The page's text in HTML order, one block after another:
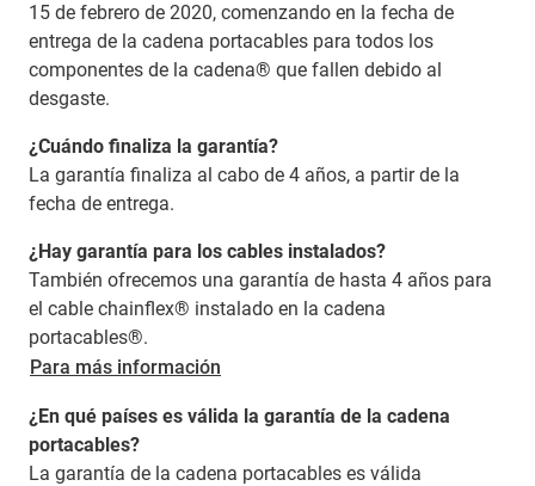
15 de febrero de 2020, comenzando en la fecha de
entrega de la cadena portacables para todos los
componentes de la cadena® que fallen debido al
desgaste.
¿Cuándo finaliza la garantía?
La garantía finaliza al cabo de 4 años, a partir de la
fecha de entrega.
¿Hay garantía para los cables instalados?
También ofrecemos una garantía de hasta 4 años para
el cable chainflex® instalado en la cadena
portacables®.
Para más información
¿En qué países es válida la garantía de la cadena
portacables?
La garantía de la cadena portacables es válida